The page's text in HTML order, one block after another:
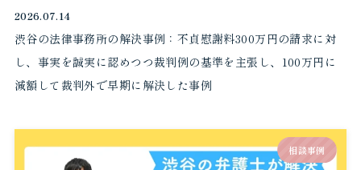
渋谷の法律事務所の解決事例：不貞慰謝料300万円の請求に対
し、事実を誠実に認めつつ裁判例の基準を主張し、100万円に
減額して裁判外で早期に解決した事例
2026.07.14
相談事例